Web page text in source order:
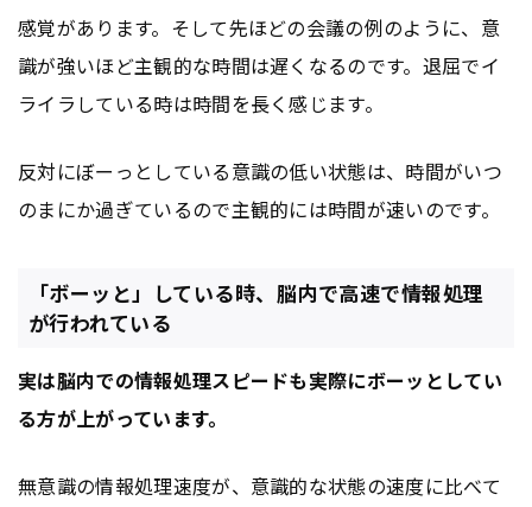
感覚があります。そして先ほどの会議の例のように、意
識が強いほど主観的な時間は遅くなるのです。退屈でイ
ライラしている時は時間を長く感じます。
反対にぼーっとしている意識の低い状態は、時間がいつ
のまにか過ぎているので主観的には時間が速いのです。
「ボーッと」している時、脳内で高速で情報処理
が行われている
実は脳内での情報処理スピードも実際にボーッとしてい
る方が上がっています。
無意識の情報処理速度が、意識的な状態の速度に比べて